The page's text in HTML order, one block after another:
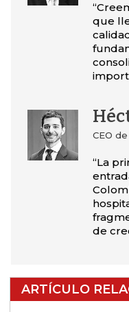
que
CEO
“La
de
ARTÍCULO